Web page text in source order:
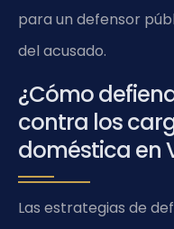
para un defensor
del acusado.
¿Cómo
contra los
doméstica en
Las estrategias de